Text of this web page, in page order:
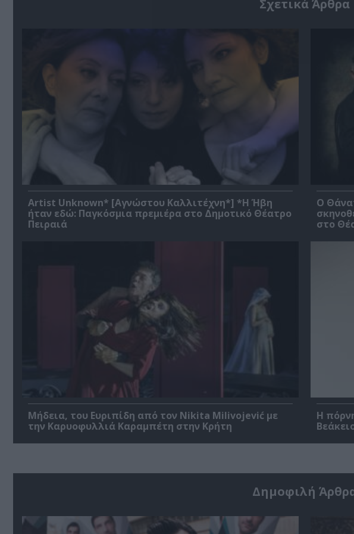
Σχετικά Άρθρα
Artist Unknown* [Αγνώστου Καλλιτέχνη*] *Η Ήβη
ήταν εδώ: Παγκόσμια πρεμιέρα στο Δημοτικό Θέατρο
Πειραιά
Ο
στο
Μήδεια, του Ευριπίδη από τον Nikita Milivojević με
την Καρυοφυλλιά Καραμπέτη στην Κρήτη
Η
Δημοφιλή